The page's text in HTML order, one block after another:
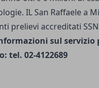
IL San Raffaele a
prelievi accreditati
sul servizio
tel. 02-4122689